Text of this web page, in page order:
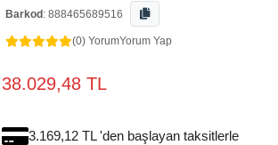
Barkod : 888465689516
(0) YorumYorum Yap
38.029,48 TL
3.169,12 TL 'den başlayan taksitlerle